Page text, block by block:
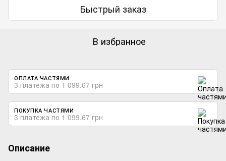
Быстрый заказ
В избранное
ОПЛАТА ЧАСТЯМИ
3 платежа по 1 099.67 грн
ПОКУПКА ЧАСТЯМИ
3 платежа по 1 099.67 грн
Описание